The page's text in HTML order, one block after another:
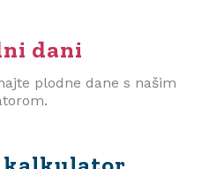
dani
plodne dane s našim